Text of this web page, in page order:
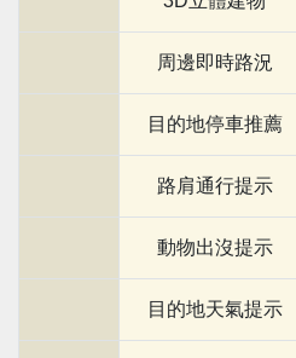
周邊即時路況
目的地停車推薦
路肩通行提示
動物出沒提示
目的地天氣提示